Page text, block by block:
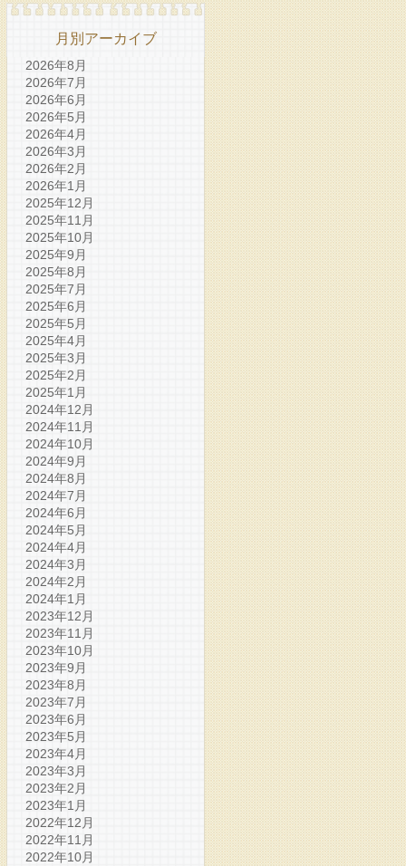
月別アーカイブ
2026年8月
2026年7月
2026年6月
2026年5月
2026年4月
2026年3月
2026年2月
2026年1月
2025年12月
2025年11月
2025年10月
2025年9月
2025年8月
2025年7月
2025年6月
2025年5月
2025年4月
2025年3月
2025年2月
2025年1月
2024年12月
2024年11月
2024年10月
2024年9月
2024年8月
2024年7月
2024年6月
2024年5月
2024年4月
2024年3月
2024年2月
2024年1月
2023年12月
2023年11月
2023年10月
2023年9月
2023年8月
2023年7月
2023年6月
2023年5月
2023年4月
2023年3月
2023年2月
2023年1月
2022年12月
2022年11月
2022年10月